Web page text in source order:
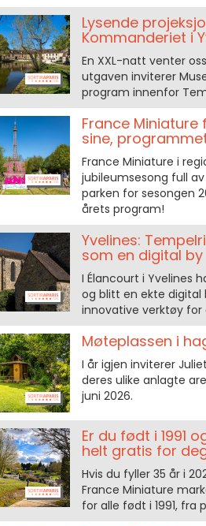
Lysende
Kommanderiet i
En XXL-natt venter
utgaven inviterer
program innenfor
France
sine,
France Miniature i
jubileumsesong full
parken for sesongen
årets program!
Yvelines:
som en digital by
I Élancourt i Yvelines
og blitt en ekte digital
innovative verktøy for
Møteplassen i
I år igjen inviterer
deres ulike anlagte
juni 2026.
Er du født i 1991
helt gratis for
Hvis du fyller 35 år i
France Miniature
for alle født i 1991, fra